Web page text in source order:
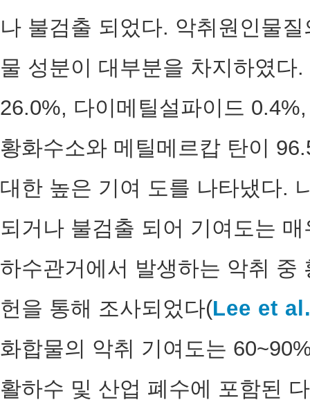
나 불검출 되었다. 악취원인물
물 성분이 대부분을 차지하였
26.0%, 다이메틸설파이드
황화수소와 메틸메르캅 탄이
대한 높은 기여 도를 나타냈다.
되거나 불검출 되어 기여도는
하수관거에서 발생하는 악취 중
헌을 통해 조사되었다(Lee et
화합물의 악취 기여도는
활하수 및 산업 폐수에 포함된